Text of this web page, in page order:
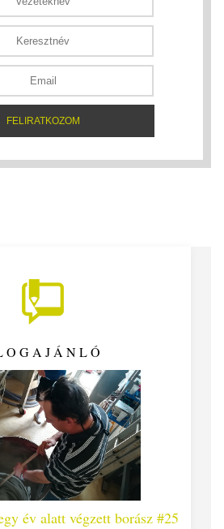
év alatt végzett borász #25